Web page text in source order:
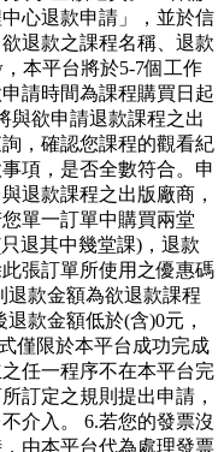
心退款申請」，並於信
退款之課程名稱、退款
，本平台將於5-7個工作
請時間為課程購買日起
與欲申請退款課程之出
，確認您課程的觀看紀
項，是否全數符合。申
退款課程之出版廠商，
單一訂單中購買兩堂
退其中幾堂課)，退款
張訂單所使用之優惠碼
退款金額為欲退款課程
款金額低於(含)0元，
僅限於本平台成功完成
任一程序不在本平台完
訂定之規則提出申請，
介入。 6.若您的發票沒
由本平台代為處理發票